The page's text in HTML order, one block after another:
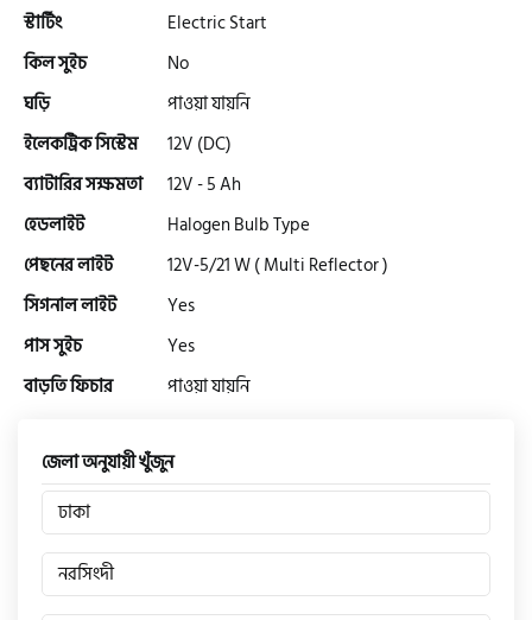
এফবি মনডিয়াল
স্টার্টিং
Electric Start
কিল সুইচ
No
ঘড়ি
পাওয়া যায়নি
ইলেকট্রিক সিস্টেম
12V (DC)
ব্যাটারির সক্ষমতা
12V - 5 Ah
হেডলাইট
Halogen Bulb Type
পেছনের লাইট
12V-5/21 W ( Multi Reflector )
সিগনাল লাইট
Yes
পাস সুইচ
Yes
বাড়তি ফিচার
পাওয়া যায়নি
জেলা অনুযায়ী খুঁজুন
ঢাকা
নরসিংদী